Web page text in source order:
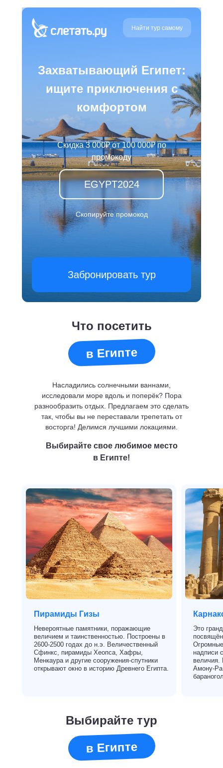
Скидка 3 000₽ от 100 000₽ по
промокоду
Забронировать тур
EGYPT2024
Скопируйте промокод
Захватывающий Египет:
ищите приключения с
комфортом
Найти тур самому
Насладились солнечными ваннами,
исследовали море вдоль и поперёк? Пора
разнообразить отдых. Предлагаем это сделать
так, чтобы вы не переставали трепетать от
восторга! Делимся лучшими локациями.
Выбирайте свое любимое место
в Египте!
в Египте
Что посетить
Пирамиды Гизы
Невероятные памятники, поражающие
величием и таинственностью. Построены в
2600-2500 годах до н.э. Величественный
Сфинкс, пирамиды Хеопса, Хафры,
Менкаура и другие сооружения-спутники
открывают окно в историю Древнего Египта.
Это
надписи
величия.
Амону-
в Египте
Выбирайте тур